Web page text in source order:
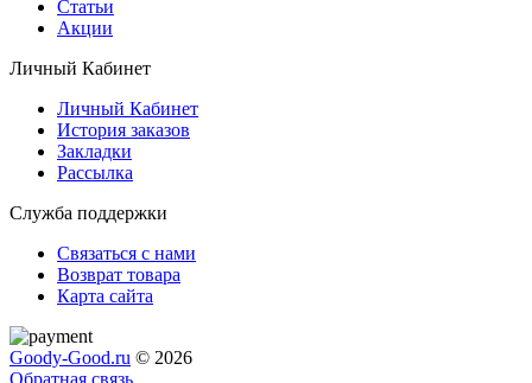
Статьи
Акции
Личный Кабинет
Личный Кабинет
История заказов
Закладки
Рассылка
Служба поддержки
Связаться с нами
Возврат товара
Карта сайта
Goody-Good.ru © 2026
Обратная связь